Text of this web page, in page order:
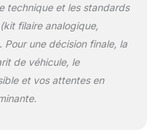
en charge 2
de
Caméra de
étanche avec
infrarouges en
robuste pour
technique et les standards
filaire analogique,
Pour une décision finale, la
de véhicule, le
et vos attentes en